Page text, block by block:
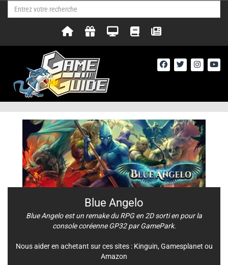
Blue Angelo
Blue Angelo est un remake du RPG en 2D sorti en pour la
console coréenne GP32 par GamePark.
Nous aider en achetant sur ces sites : Kinguin, Gamesplanet ou
Amazon